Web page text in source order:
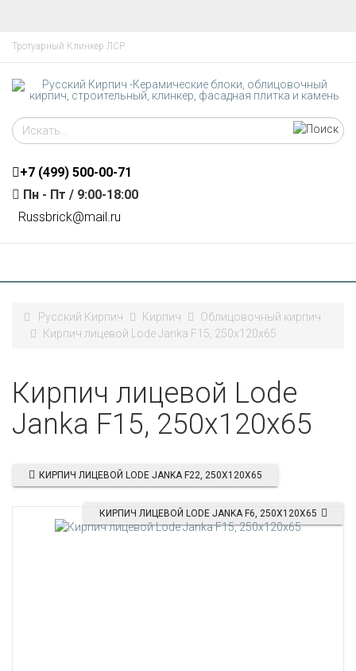
Тротуарный Клинкер ЛСР
+7 (499) 500-00-71
Пн - Пт / 9:00-18:00
Russbrick@mail.ru
Русский Кирпич Кирпич
Облицовочный кирпич
Кирпич лицевой Lode Janka F15, 250x120x65
Кирпич лицевой Lode
Janka F15, 250x120x65
КИРПИЧ ЛИЦЕВОЙ LODE JANKA F22, 250X120X65
КИРПИЧ ЛИЦЕВОЙ LODE JANKA F6, 250X120X65